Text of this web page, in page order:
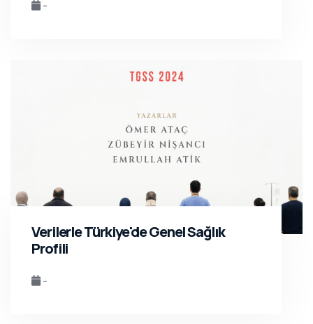
-
Verilerle Türkiye'de Genel Sağlık
Profili
-